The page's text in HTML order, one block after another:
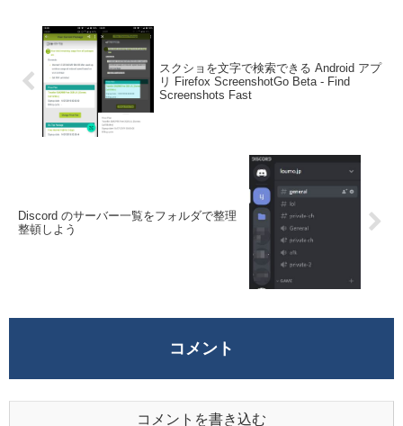
スクショを文字で検索できる Android アプ
リ Firefox ScreenshotGo Beta - Find
Screenshots Fast
Discord のサーバー一覧をフォルダで整理
整頓しよう
コメント
コメントを書き込む